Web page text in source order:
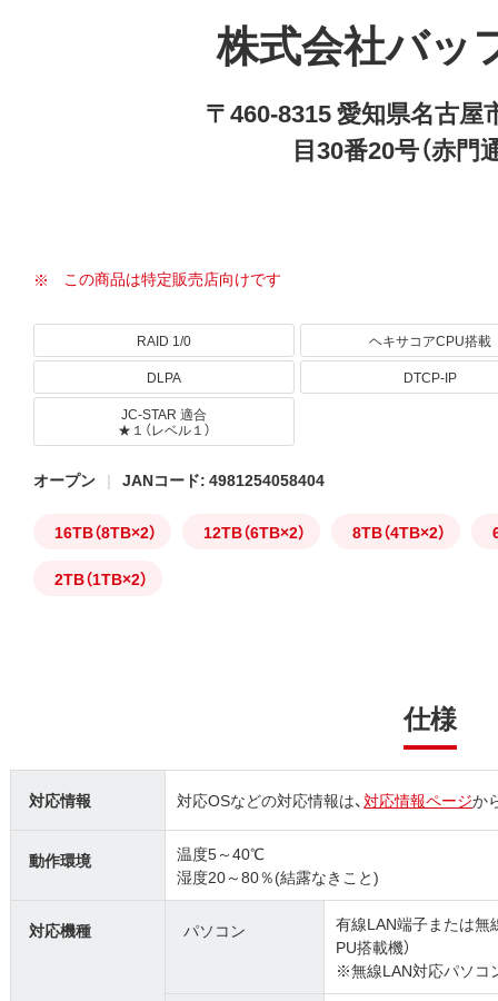
株式会社バッ
〒460-8315 愛知県名古屋
目30番20号（赤門
この商品は特定販売店向けです
RAID 1/0
ヘキサコアCPU搭載
DLPA
DTCP-IP
JC-STAR 適合
★１（レベル１）
オープン JANコード: 4981254058404
16TB（8TB×2） 12TB（6TB×2） 8TB（4TB×2）
2TB（1TB×2）
仕様
対応情報 対応OSなどの対応情報は、対応情報ページか
動作環境
温度5～40℃
湿度20～80％(結露なきこと)
対応機種 パソコン
有線LAN端子または無
PU搭載機）
※無線LAN対応パソコ